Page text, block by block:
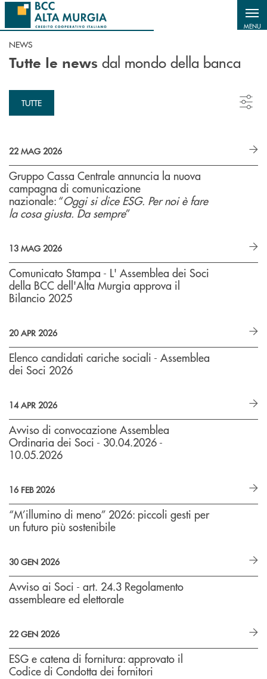
Salta al contenuto principale
MENU
NEWS
Tutte le news dal mondo della banca
TUTTE
22 MAG 2026
Gruppo Cassa Centrale annuncia la nuova
campagna di comunicazione
nazionale: “Oggi si dice ESG. Per noi è fare
la cosa giusta. Da sempre”
13 MAG 2026
Comunicato Stampa - L' Assemblea dei Soci
della BCC dell'Alta Murgia approva il
Bilancio 2025
20 APR 2026
Elenco candidati cariche sociali - Assemblea
dei Soci 2026
14 APR 2026
Avviso di convocazione Assemblea
Ordinaria dei Soci - 30.04.2026 -
10.05.2026
16 FEB 2026
“M’illumino di meno” 2026: piccoli gesti per
un futuro più sostenibile
30 GEN 2026
Avviso ai Soci - art. 24.3 Regolamento
assembleare ed elettorale
22 GEN 2026
ESG e catena di fornitura: approvato il
Codice di Condotta dei fornitori